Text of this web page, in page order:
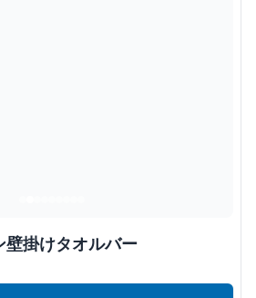
壁掛けタオルバー